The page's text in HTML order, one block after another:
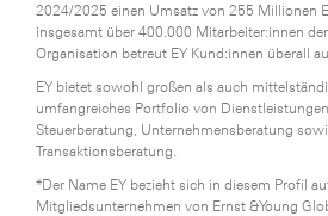
2024/2025 einen Umsatz von 255 Millionen
insgesamt über 400.000 Mitarbeiter:innen
Organisation betreut EY Kund:innen überall
EY bietet sowohl großen als auch
umfangreiches Portfolio von
Steuerberatung, Unternehmensberatung
Transaktionsberatung.
*Der Name EY bezieht sich in diesem Profil
Mitgliedsunternehmen von Ernst &Young